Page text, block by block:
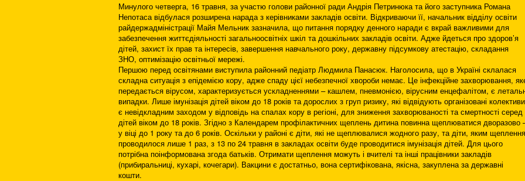
Минулого четверга, 16 травня, за участю голови районної ради Андрія Петринюка та його заступника Романа
Непотаса відбулася розширена нарада з керівниками закладів освіти. Відкриваючи її, начальник відділу освіти
райдержадміністрації Майя Мельник зазначила, що питання порядку денного наради є вкрай важливими для
забезпечення життєдіяльності загальноосвітніх шкіл та дошкільних закладів освіти. Адже йдеться про здоров’я
дітей, захист їх прав та інтересів, завершення навчального року, державну підсумкову атестацію, складання
ЗНО, оптимізацію освітньої мережі.
Першою перед освітянами виступила районний педіатр Людмила Панасюк. Наголосила, що в Україні склалася
складна ситуація з епідемією кору, адже спаду цієї небезпечної хвороби немає. Це інфекційне захворювання,
передається вірусом, характеризується ускладненнями – кашлем, пневмонією, вірусним енцефалітом, є
випадки. Лише імунізація дітей віком до 18 років та дорослих з груп ризику, які відвідують організовані
є невідкладним заходом у відповідь на спалах кору в регіоні, для зниження захворюваності та смертності серед
дітей віком до 18 років. Згідно з Календарем профілактичних щеплень дитина повинна щеплюватися дворазово
у віці до 1 року та до 6 років. Оскільки у районі є діти, які не щеплювалися жодного разу, та діти, яким щеплення
проводилося лише 1 раз, з 13 по 24 травня в закладах освіти буде проводитися імунізація дітей. Для цього
потрібна поінформована згода батьків. Отримати щеплення можуть і вчителі та інші працівники закладів
(прибиральниці, кухарі, кочегари). Вакцини є достатньо, вона сертифікована, якісна, закуплена за державні
кошти.